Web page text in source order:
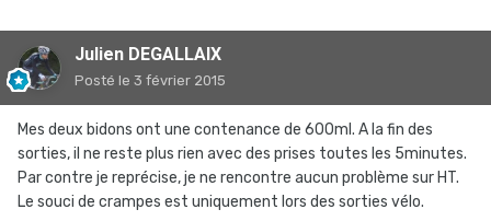
Julien DEGALLAIX
Posté le 3 février 2015
Mes deux bidons ont une contenance de 600ml. A la fin des
sorties, il ne reste plus rien avec des prises toutes les 5minutes.
Par contre je reprécise, je ne rencontre aucun problème sur HT.
Le souci de crampes est uniquement lors des sorties vélo.